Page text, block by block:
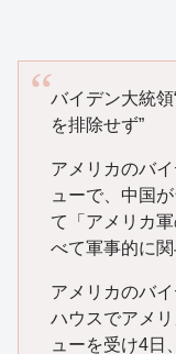
バイデン大統
を排除せず”
アメリカのバ
ューで、中国
て「アメリカ
べて軍事的に
アメリカのバ
ハウスでアメ
ューを受け4日